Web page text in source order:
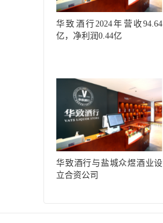
华致酒行2024年营收94.64
亿，净利润0.44亿
华致酒行与盐城众煜酒业设
立合资公司